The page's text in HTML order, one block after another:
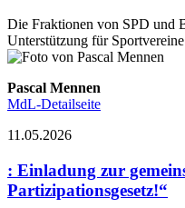
Die Fraktionen von SPD und
Unterstützung für
Pascal Mennen
MdL-Detailseite
11.05.2026
: Einladung zur
Partizipationsgesetz!“